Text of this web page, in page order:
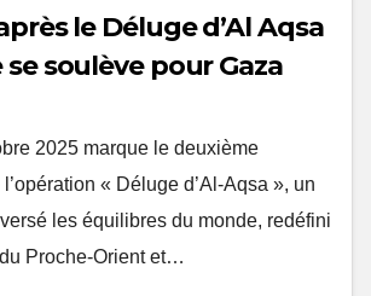
le Déluge d’Al Aqsa
soulève pour Gaza
2025 marque le deuxième
« Déluge d’Al-Aqsa », un
les équilibres du monde, redéfini
Proche-Orient et…